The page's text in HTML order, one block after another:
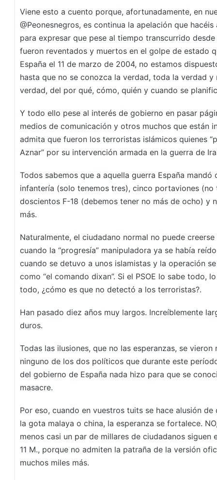
Viene esto a cuento porque, afortunadamente, en
@Peonesnegros, es continua la apelación que
para expresar que pese al tiempo transcurrido
fueron reventados y muertos en el golpe de estado
España el 11 de marzo de 2004, no estamos
hasta que no se conozca la verdad, toda la verdad y
verdad, del por qué, cómo, quién y cuando se
Y todo ello pese al interés de gobierno en pasar
medios de comunicación y otros muchos que están
admita que fueron los terroristas islámicos quienes
Aznar” por su intervención armada en la guerra de
Todos sabemos que a aquella guerra España mandó
infantería (solo tenemos tres), cinco portaviones (no
doscientos F-18 (debemos tener no más de ocho) y
más.
Naturalmente, el ciudadano normal no puede
cuando la “progresía” manipuladora ya se había
cuando se detuvo a unos islamistas y la operación
como “el comando dixan”. Si el PSOE lo sabe todo,
todo, ¿cómo es que no detectó a los terroristas?.
Han pasado diez años muy largos. Increíblemente
duros.
Todas las ilusiones, que no las esperanzas, se vieron
ninguno de los dos políticos que durante este
del gobierno de España nada hizo para que se
masacre.
Por eso, cuando en vuestros tuits se hace alusión de
la gota malaya o china, la esperanza se fortalece.
menos casi un par de millares de ciudadanos siguen
11 M., porque no admiten la patraña de la versión
muchos miles más.